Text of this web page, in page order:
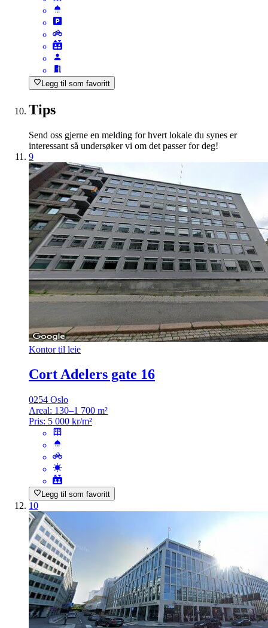
Legg til som favoritt
Tips
Send oss gjerne en melding for hvert lokale du synes er
interessant så undersøker vi om det passer for deg!
9
Kontor til leie
Cort Adelers gate 16
0254 Oslo
Areal: 130–1 700 m²
Pris: 5 000 kr/m²
Legg til som favoritt
10